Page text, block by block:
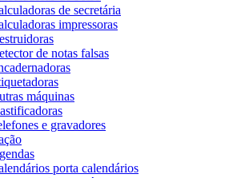
de secretária
impressoras
de notas falsas
máquinas
e gravadores
porta calendários